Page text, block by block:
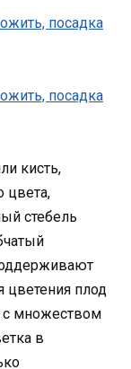
кисть,
цвета,
стебель
плод
с множеством
в